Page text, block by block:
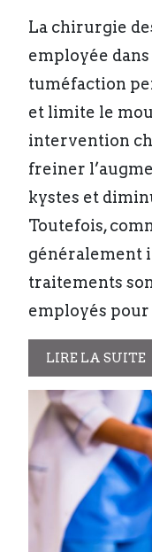
La chirurgie
employée
tuméfaction
et limite le
intervention
freiner
kystes et
Toutefois,
généralement
traitements
employés pour
LIRE LA SUITE